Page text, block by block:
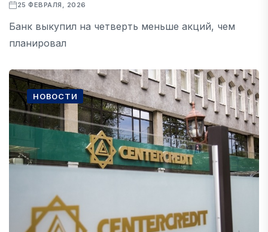
25 ФЕВРАЛЯ, 2026
Банк выкупил на четверть меньше акций, чем
планировал
НОВОСТИ